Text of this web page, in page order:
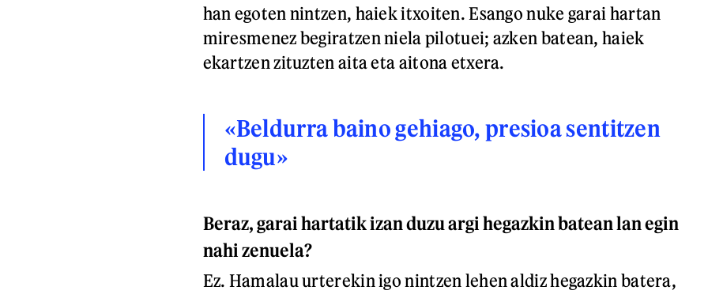
han egoten nintzen, haiek itxoiten. Esango nuke garai hartan
miresmenez begiratzen niela pilotuei; azken batean, haiek
ekartzen zituzten aita eta aitona etxera.
«Beldurra baino gehiago, presioa sentitzen
dugu»
Beraz, garai hartatik izan duzu argi hegazkin batean lan egin
nahi zenuela?
Ez. Hamalau urterekin igo nintzen lehen aldiz hegazkin batera,